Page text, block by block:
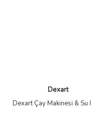
Dexart
Dexart Çay Makinesi & Su